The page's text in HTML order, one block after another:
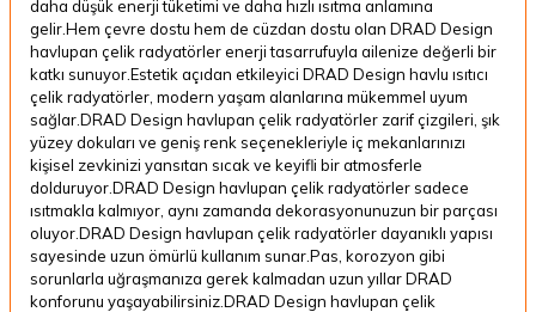
daha düşük enerji tüketimi ve daha hızlı ısıtma anlamına
gelir.Hem çevre dostu hem de cüzdan dostu olan DRAD Design
havlupan çelik radyatörler enerji tasarrufuyla ailenize değerli bir
katkı sunuyor.Estetik açıdan etkileyici DRAD Design havlu ısıtıcı
çelik radyatörler, modern yaşam alanlarına mükemmel uyum
sağlar.DRAD Design havlupan çelik radyatörler zarif çizgileri, şık
yüzey dokuları ve geniş renk seçenekleriyle iç mekanlarınızı
kişisel zevkinizi yansıtan sıcak ve keyifli bir atmosferle
dolduruyor.DRAD Design havlupan çelik radyatörler sadece
ısıtmakla kalmıyor, aynı zamanda dekorasyonunuzun bir parçası
oluyor.DRAD Design havlupan çelik radyatörler dayanıklı yapısı
sayesinde uzun ömürlü kullanım sunar.Pas, korozyon gibi
sorunlarla uğraşmanıza gerek kalmadan uzun yıllar DRAD
konforunu yaşayabilirsiniz.DRAD Design havlupan çelik